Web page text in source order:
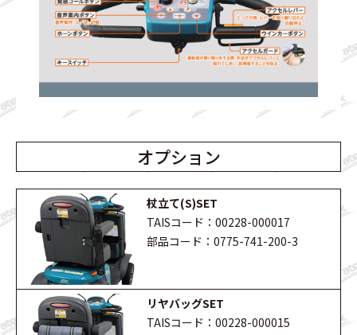
オプション
杖立て(S)SET
TAISコード：00228-000017
部品コード：0775-741-200-3
リヤバッグSET
TAISコード：00228-000015